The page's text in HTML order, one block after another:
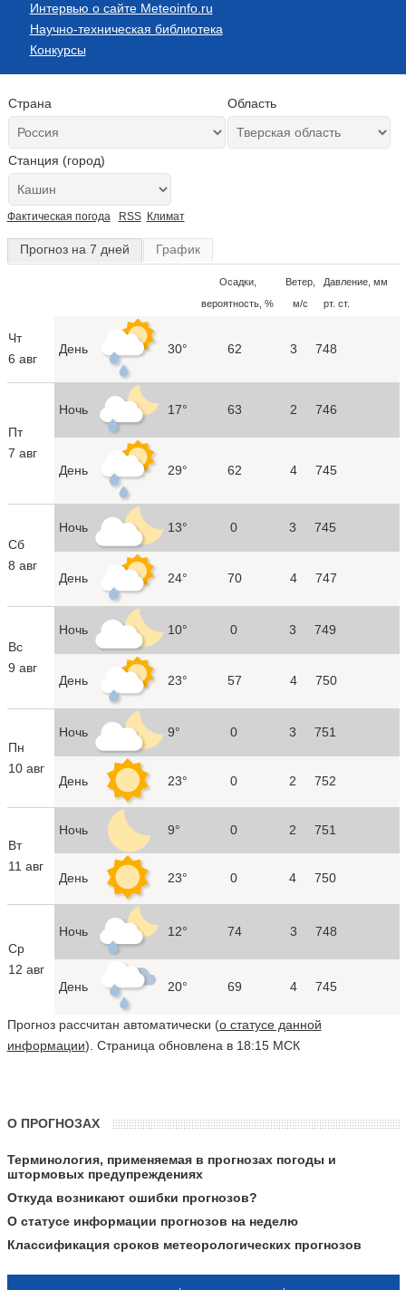
Интервью о сайте Meteoinfo.ru
Научно-техническая библиотека
Конкурсы
Страна Область
Станция (город)
Фактическая погода RSS Климат
Прогноз на 7 дней График
Осадки,
вероятность, %
Ветер,
м/с
Давление, мм
рт. ст.
Чт
6 авг
День 30° 62 3 748
Пт
7 авг
Ночь 17° 63 2 746
День 29° 62 4 745
Сб
8 авг
Ночь 13° 0 3 745
День 24° 70 4 747
Вс
9 авг
Ночь 10° 0 3 749
День 23° 57 4 750
Пн
10 авг
Ночь 9° 0 3 751
День 23° 0 2 752
Вт
11 авг
Ночь 9° 0 2 751
День 23° 0 4 750
Ср
12 авг
Ночь 12° 74 3 748
День 20° 69 4 745
Прогноз рассчитан автоматически (о статусе данной
информации). Страница обновлена в 18:15 МСК
О ПРОГНОЗАХ
Терминология, применяемая в прогнозах погоды и
штормовых предупреждениях
Откуда возникают ошибки прогнозов?
О статусе информации прогнозов на неделю
Классификация сроков метеорологических прогнозов